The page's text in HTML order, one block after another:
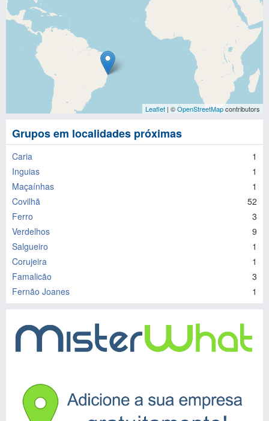
Leaflet | ©OpenStreetMapcontributors
Grupos em localidades próximas
Caria
1
Inguias
1
Maçaínhas
1
Covilhã
52
Ferro
3
Verdelhos
9
Salgueiro
1
Corujeira
1
Famalicão
3
Fernão Joanes
1